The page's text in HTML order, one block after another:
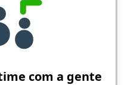
com a gente